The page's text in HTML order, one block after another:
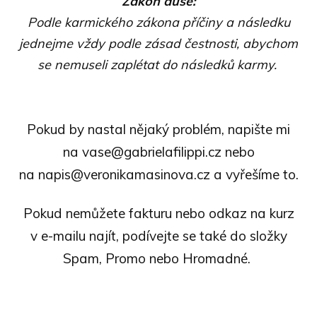
Podle karmického zákona příčiny a následku
jednejme vždy podle zásad čestnosti, abychom
se nemuseli zaplétat do následků karmy.
Pokud by nastal nějaký problém, napište mi
na vase@gabrielafilippi.cz nebo
na napis@veronikamasinova.cz a vyřešíme to.
Pokud nemůžete fakturu nebo odkaz na kurz
v e-mailu najít, podívejte se také do složky
Spam, Promo nebo Hromadné.